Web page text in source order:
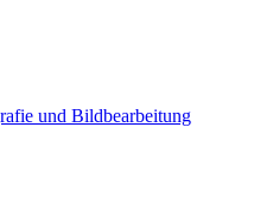
und Bildbearbeitung